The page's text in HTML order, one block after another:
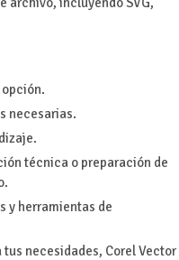
necesarias.
técnica o preparación de
y herramientas de
necesidades, Corel Vector